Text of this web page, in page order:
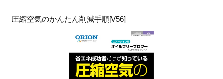
圧縮空気のかんたん削減手順[V56]